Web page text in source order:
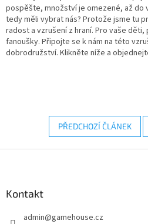
pospěšte, množství je omezené, až do
tedy měli vybrat nás? Protože jsme tu
radost a vzrušení z hraní. Pro vaše
fanoušky. Připojte se k nám na této
dobrodružství. Klikněte níže a
PŘEDCHOZÍ ČLÁNEK
Kontakt
admin@gamehouse.cz